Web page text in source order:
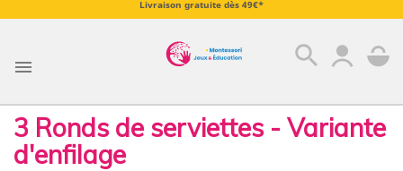
Livraison gratuite dès 49€*
 search
3 Ronds de serviettes - Variante
d'enfilage